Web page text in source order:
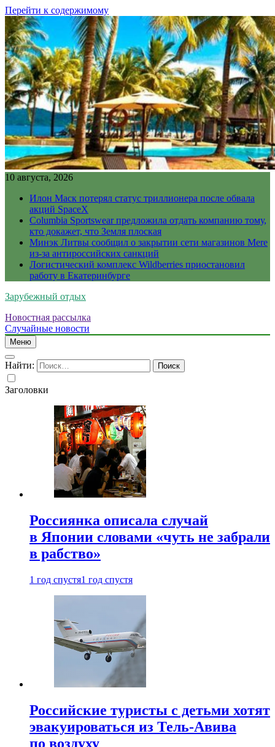
Перейти к содержимому
10 августа, 2026
Илон Маск потерял статус триллионера после обвала
акций SpaceX
Columbia Sportswear предложила отдать компанию тому,
кто докажет, что Земля плоская
Минэк Литвы сообщил о закрытии сети магазинов Mere
из-за антироссийских санкций
Логистический комплекс Wildberries приостановил
работу в Екатеринбурге
Зарубежный отдых
Новостная рассылка
Случайные новости
Меню
Найти:
Заголовки
Россиянка описала случай
в Японии словами «чуть не забрали
в рабство»
1 год спустя1 год спустя
Российские туристы с детьми хотят
эвакуироваться из Тель-Авива
по воздуху